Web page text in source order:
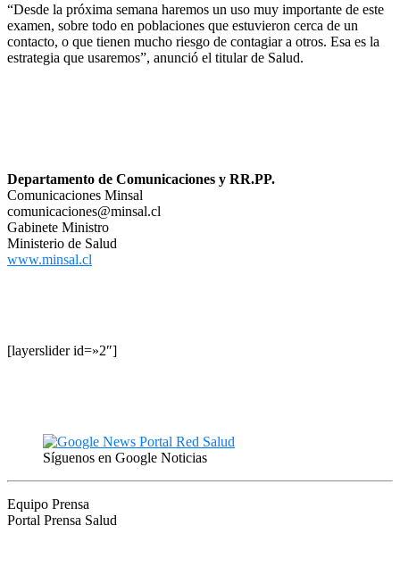
“Desde la próxima semana haremos un uso muy importante de este
examen, sobre todo en poblaciones que estuvieron cerca de un
contacto, o que tienen mucho riesgo de contagiar a otros. Esa es la
estrategia que usaremos”, anunció el titular de Salud.
Departamento de Comunicaciones y RR.PP.
Comunicaciones Minsal
comunicaciones@minsal.cl
Gabinete Ministro
Ministerio de Salud
www.minsal.cl
[layerslider id=»2″]
Síguenos en Google Noticias
Equipo Prensa
Portal Prensa Salud